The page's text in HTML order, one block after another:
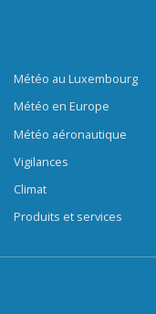
Météo au Luxembourg
Météo en Europe
Météo aéronautique
Vigilances
Climat
Produits et services